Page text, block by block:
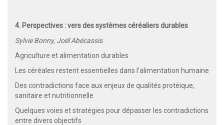
4. Perspectives : vers des systèmes céréaliers durables
Sylvie Bonny, Joël Abécassis
Agriculture et alimentation durables
Les céréales restent essentielles dans l’alimentation humaine
Des contradictions face aux enjeux de qualités protéique,
sanitaire et nutritionnelle
Quelques voies et stratégies pour dépasser les contradictions
entre divers objectifs